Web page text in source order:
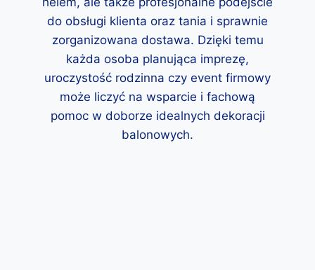
do obsługi klienta oraz tania i sprawnie
zorganizowana dostawa. Dzięki temu
każda osoba planująca imprezę,
uroczystość rodzinna czy event firmowy
może liczyć na wsparcie i fachową
pomoc w doborze idealnych dekoracji
balonowych.